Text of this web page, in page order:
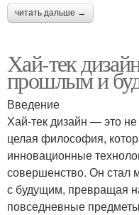
читать дальше →
Хай-тек
прошлым и
Введение
Хай-тек дизайн — это
целая философия,
инновационные
совершенство. Он
с будущим, превращая
повседневные